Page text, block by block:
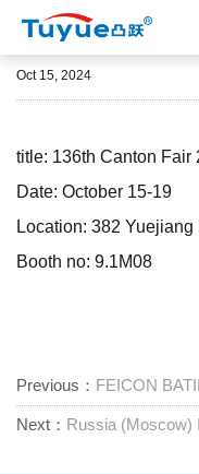
136th Canton Fair
Oct 15, 2024
title: 136th Canton Fair
Date: October 15-19
Location: 382
Booth no: 9.1M08
Previous： FEICON
Next： Russia (Moscow)